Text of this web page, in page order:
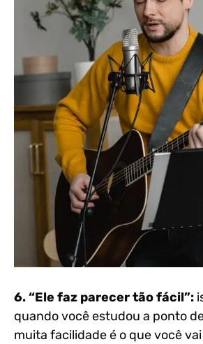
6. “Ele faz parecer tão fácil”:
quando você estudou a ponto
muita facilidade é o que você